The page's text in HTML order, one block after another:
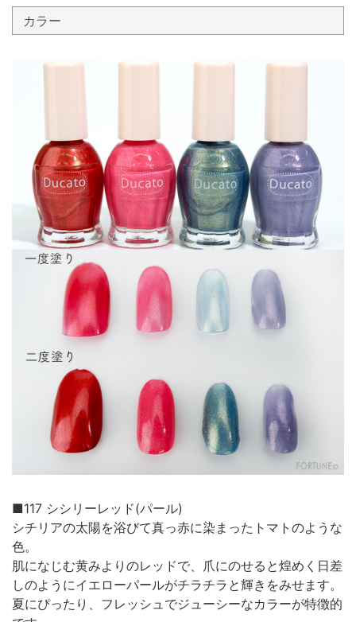
カラー
■117 シシリーレッド(パール)
シチリアの太陽を浴びて真っ赤に染まったトマトのような
色。
肌になじむ黄みよりのレッドで、爪にのせると煌めく日差
しのようにイエローパールがチラチラと輝きをみせます。
夏にぴったり、フレッシュでジューシーなカラーが特徴的